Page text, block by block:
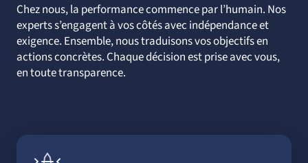
Chez nous, la performance commence par l’humain. Nos
experts s’engagent à vos côtés avec indépendance et
exigence. Ensemble, nous traduisons vos objectifs en
actions concrètes. Chaque décision est prise avec vous,
en toute transparence.